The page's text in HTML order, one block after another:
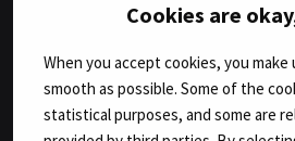
Cookies are
When you accept cookies, you
smooth as possible. Some of the
statistical purposes, and some are
Fysioterapeutti (AMK)
Insinööri (AMK), Automaatiotekniikka
Insinööri (AMK), Bio- ja elintarviketekniikka
Insinööri (AMK), Konetekniikka,